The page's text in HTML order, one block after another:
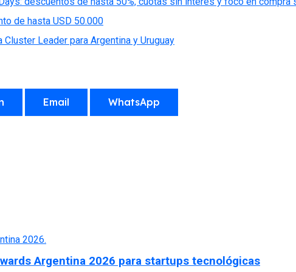
de hasta USD 50.000
Leader para Argentina y Uruguay
Email WhatsApp
Argentina 2026 para startups tecnológicas